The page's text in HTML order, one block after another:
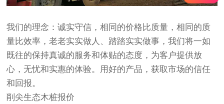
我们的理念：诚实守信，相同的价格比质量，相同的质
量比效率，老老实实做人、踏踏实实做事，我们将一如
既往的保持真诚的服务和体贴的态度，为客户提供放
心，无忧和实惠的体验。用好的产品，获取市场的信任
和回报。
削尖生态木桩报价